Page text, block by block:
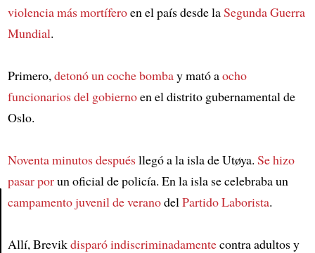
violencia más mortíferoen el país desde laSegunda Guerra
Mundial.
Primero,detonó un coche bombay mató aocho
funcionarios del gobiernoen el distrito gubernamental de
Oslo.
Noventa minutos despuésllegó a la isla de Utøya. Se hizo
pasar porun oficial de policía. En la isla se celebraba un
campamento juvenil de veranodelPartido Laborista.
Allí, Brevikdisparó indiscriminadamentecontra adultos y